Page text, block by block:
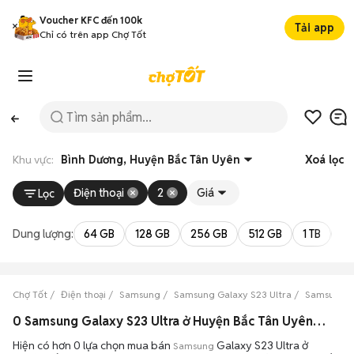
Voucher KFC đến 100k
Chỉ có trên app Chợ Tốt
Tải app
Khu vực: Bình Dương, Huyện Bắc Tân Uyên Xoá lọc
Lọc Điện thoại 2 Giá
Dung lượng: 64 GB 128 GB 256 GB 512 GB 1 TB
Chợ Tốt Điện thoại Samsung Samsung Galaxy S23 Ultra Samsung
0 Samsung Galaxy S23 Ultra ở Huyện Bắc Tân Uyên, Bình Dương máy bền đẹp đang bán 08/2026
Hiện có hơn 0 lựa chọn mua bán Samsung Galaxy S23 Ultra ở